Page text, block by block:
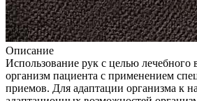
Описание
Использование рук с целью лечебного
организм пациента с применением
приемов. Для адаптации организма к